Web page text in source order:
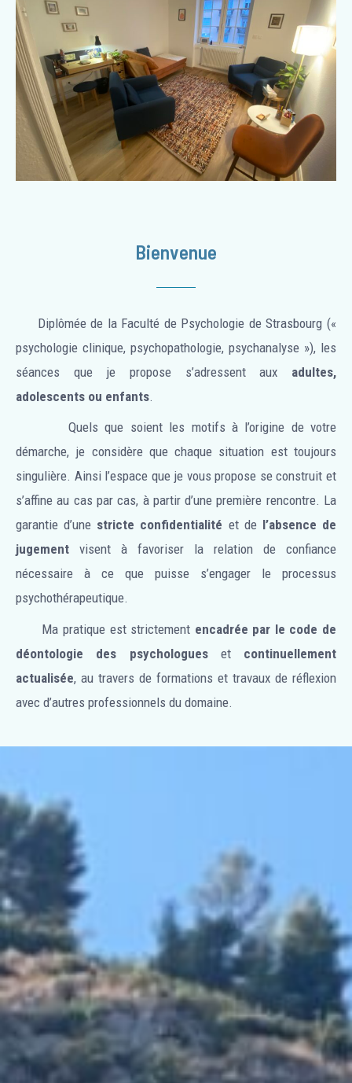
Bienvenue
Diplômée de la Faculté de Psychologie de Strasbourg («
psychologie clinique, psychopathologie, psychanalyse »), les
séances que je propose s’adressent aux adultes,
adolescents ou enfants
Quels que soient les motifs à l’origine de votre
démarche, je considère que chaque situation est toujours
singulière. Ainsi l’espace que je vous propose se construit et
s’affine au cas par cas, à partir d’une première rencontre. La
garantie d’une stricte confidentialité et de l’absence de
jugement visent à favoriser la relation de confiance
nécessaire à ce que puisse s’engager le processus
psychothérapeutique.
Ma pratique est strictement encadrée par le code de
déontologie des psychologueset continuellement
actualisée, au travers de formations et travaux de réflexion
avec d’autres professionnels du domaine.